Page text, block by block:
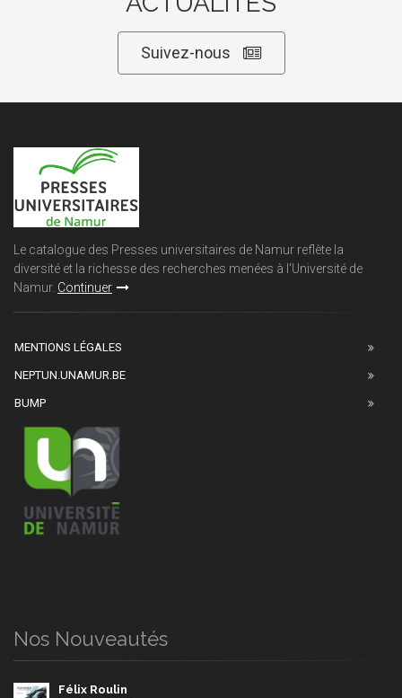
Suivez-nous
Le catalogue des Presses universitaires de Namur reflète la
diversité et la richesse des recherches menées à l'Université de
Namur. Continuer
MENTIONS LÉGALES
NEPTUN.UNAMUR.BE
BUMP
Nos Nouveautés
Félix Roulin